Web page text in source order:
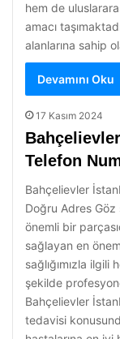
hem de
amacı
alanlarına sahip
Devamını Oku
17 Kasım 2024
Telefon
Bahçelievler
Doğru Adres Göz
önemli bir
sağlayan en
sağlığımızla ilgili
şekilde
Bahçelievler
tedavisi